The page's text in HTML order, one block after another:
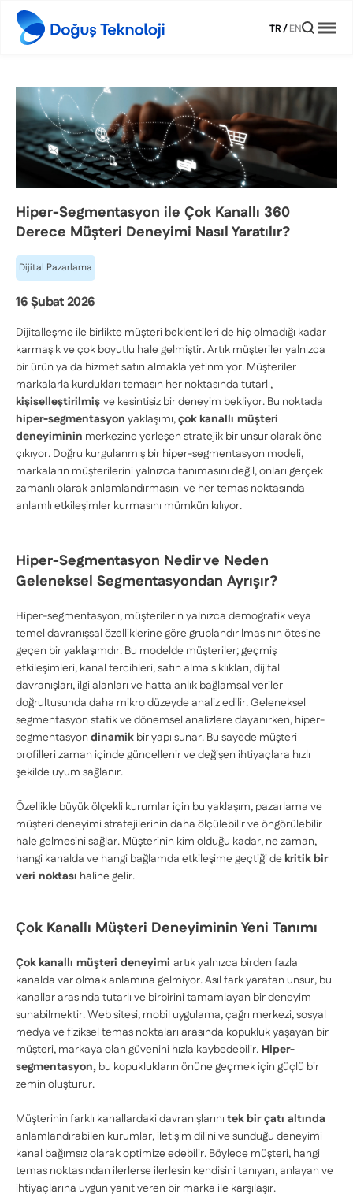
TR/EN
Hiper-Segmentasyon ile Çok Kanallı 360
Derece Müşteri Deneyimi Nasıl Yaratılır?
Dijital Pazarlama
16 Şubat 2026
Dijitalleşme ile birlikte müşteri beklentileri de hiç olmadığı kadar
karmaşık ve çok boyutlu hale gelmiştir. Artık müşteriler yalnızca
bir ürün ya da hizmet satın almakla yetinmiyor. Müşteriler
markalarla kurdukları temasın her noktasında tutarlı,
kişiselleştirilmiş ve kesintisiz bir deneyim bekliyor. Bu noktada
hiper-segmentasyon yaklaşımı,çok kanallı müşteri
deneyiminin merkezine yerleşen stratejik bir unsur olarak öne
çıkıyor. Doğru kurgulanmış bir hiper-segmentasyon modeli,
markaların müşterilerini yalnızca tanımasını değil, onları gerçek
zamanlı olarak anlamlandırmasını ve her temas noktasında
anlamlı etkileşimler kurmasını mümkün kılıyor.
Hiper-Segmentasyon Nedir ve Neden
Geleneksel Segmentasyondan Ayrışır?
Hiper-segmentasyon, müşterilerin yalnızca demografik veya
temel davranışsal özelliklerine göre gruplandırılmasının ötesine
geçen bir yaklaşımdır. Bu modelde müşteriler; geçmiş
etkileşimleri, kanal tercihleri, satın alma sıklıkları, dijital
davranışları, ilgi alanları ve hatta anlık bağlamsal veriler
doğrultusunda daha mikro düzeyde analiz edilir. Geleneksel
segmentasyon statik ve dönemsel analizlere dayanırken, hiper-
segmentasyon dinamik bir yapı sunar. Bu sayede müşteri
profilleri zaman içinde güncellenir ve değişen ihtiyaçlara hızlı
şekilde uyum sağlanır.
Özellikle büyük ölçekli kurumlar için bu yaklaşım, pazarlama ve
müşteri deneyimi stratejilerinin daha ölçülebilir ve öngörülebilir
hale gelmesini sağlar. Müşterinin kim olduğu kadar, ne zaman,
hangi kanalda ve hangi bağlamda etkileşime geçtiği de kritik bir
veri noktası haline gelir.
Çok Kanallı Müşteri Deneyiminin Yeni Tanımı
Çok kanallı müşteri deneyimi artık yalnızca birden fazla
kanalda var olmak anlamına gelmiyor. Asıl fark yaratan unsur, bu
kanallar arasında tutarlı ve birbirini tamamlayan bir deneyim
sunabilmektir. Web sitesi, mobil uygulama, çağrı merkezi, sosyal
medya ve fiziksel temas noktaları arasında kopukluk yaşayan bir
müşteri, markaya olan güvenini hızla kaybedebilir. Hiper-
segmentasyon, bu kopuklukların önüne geçmek için güçlü bir
zemin oluşturur.
Müşterinin farklı kanallardaki davranışlarını tek bir çatı altında
anlamlandırabilen kurumlar, iletişim dilini ve sunduğu deneyimi
kanal bağımsız olarak optimize edebilir. Böylece müşteri, hangi
temas noktasından ilerlerse ilerlesin kendisini tanıyan, anlayan ve
ihtiyaçlarına uygun yanıt veren bir marka ile karşılaşır.